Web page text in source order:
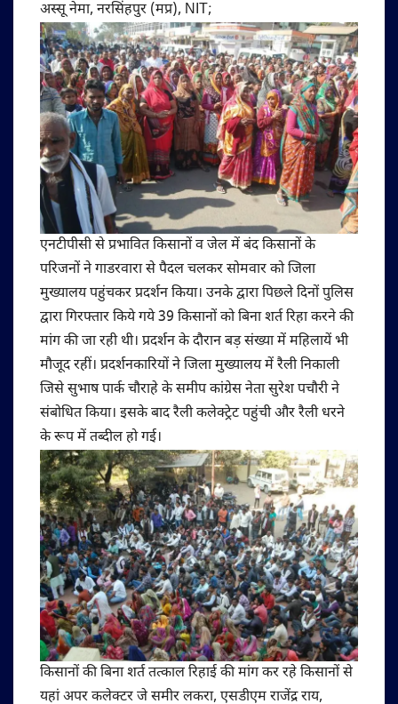
अस्सू नेमा, नरसिंहपुर (मप्र), NIT; ​
एनटीपीसी से प्रभावित किसानों व जेल में बंद किसानों के
परिजनों ने गाडरवारा से पैदल चलकर सोमवार को जिला
मुख्यालय पहुंचकर प्रदर्शन किया। उनके द्वारा पिछले दिनों पुलिस
द्वारा गिरफ्तार किये गये 39 किसानों को बिना शर्त रिहा करने की
मांग की जा रही थी। प्रदर्शन के दौरान बड़ संख्या में महिलायें भी
मौजूद रहीं। प्रदर्शनकारियों ने जिला मुख्यालय में रैली निकाली
जिसे सुभाष पार्क चौराहे के समीप कांग्रेस नेता सुरेश पचौरी ने
संबोधित किया। इसके बाद रैली कलेक्ट्रेट पहुंची और रैली धरने
के रूप में तब्दील हो गई। ​
किसानों की बिना शर्त तत्काल रिहाई की मांग कर रहे किसानों से
यहां अपर कलेक्टर जे समीर लकरा, एसडीएम राजेंद्र राय,